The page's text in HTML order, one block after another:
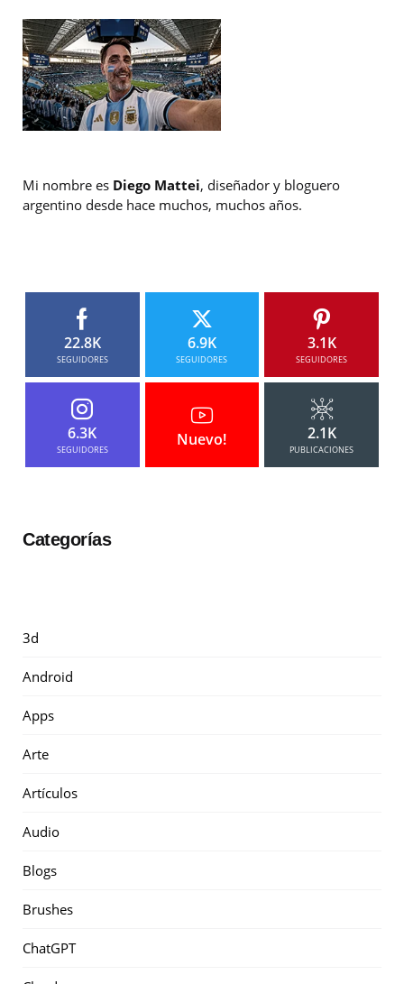
Mi nombre es Diego Mattei, diseñador y bloguero
argentino desde hace muchos, muchos años.
22.8K
SEGUIDORES
6.9K
SEGUIDORES
3.1K
SEGUIDORES
6.3K
SEGUIDORES
Nuevo! 2.1K
PUBLICACIONES
Categorías
3d
Android
Apps
Arte
Artículos
Audio
Blogs
Brushes
ChatGPT